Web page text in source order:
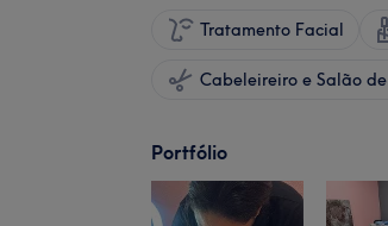
Tratamento Facial
Portfólio